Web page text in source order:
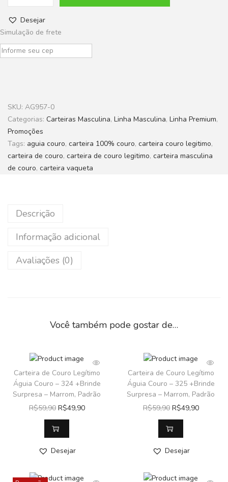
Desejar
Simulação de frete
SKU: AG957-0
Categorias: Carteiras Masculina, Linha Masculina, Linha Premium,
Promoções
Tags: aguia couro, carteira 100% couro, carteira couro legitimo,
carteira de couro, carteira de couro legitimo, carteira masculina
de couro, carteira vaqueta
Descrição
Informação adicional
Avaliações (0)
Você também pode gostar de…
Carteira de Couro Legítimo
Águia Couro – 324 +Brinde
Surpresa – Marrom, Padrão
R$59,90 R$49,90
Desejar
Carteira de Couro Legítimo
Águia Couro – 325 +Brinde
Surpresa – Marrom, Padrão
R$59,90 R$49,90
Desejar